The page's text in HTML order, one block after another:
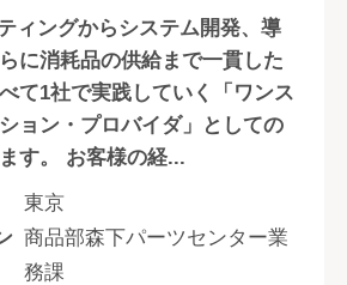
ィングからシステム開発、導
に消耗品の供給まで一貫した
て1社で実践していく「ワンス
ョン・プロバイダ」としての
す。 お客様の経...
東京
商品部森下パーツセンター業
務課